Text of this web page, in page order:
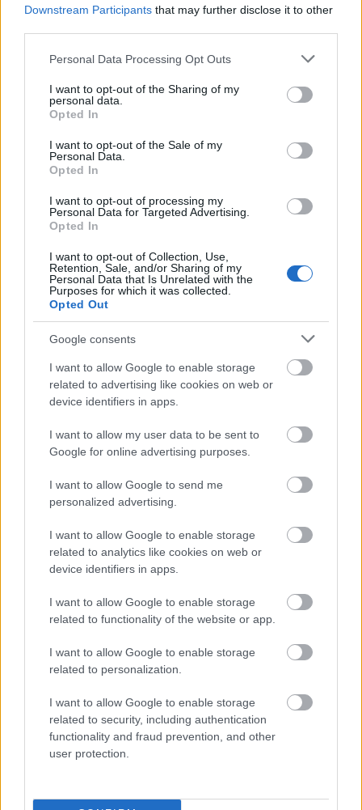
Downstream Participants that may further disclose it to other
Please note that this website/app uses one or more Google
not limited to your visit or usage behaviour. You may click to
grant or deny consent to Google and its third-party tags to
use your data for below specified purposes in below Google
consent section.
Personal Data Processing Opt Outs
I want to opt-out of the Sharing of my
personal data.
Opted In
I want to opt-out of the Sale of my
Personal Data.
Opted In
I want to opt-out of processing my
Personal Data for Targeted Advertising.
Opted In
I want to opt-out of Collection, Use,
Retention, Sale, and/or Sharing of my
Personal Data that Is Unrelated with the
Purposes for which it was collected.
Opted Out
Google consents
I want to allow Google to enable storage
related to advertising like cookies on web or
device identifiers in apps.
I want to allow my user data to be sent to
Google for online advertising purposes.
I want to allow Google to send me
personalized advertising.
I want to allow Google to enable storage
related to analytics like cookies on web or
device identifiers in apps.
I want to allow Google to enable storage
related to functionality of the website or app.
I want to allow Google to enable storage
related to personalization.
I want to allow Google to enable storage
related to security, including authentication
functionality and fraud prevention, and other
user protection.
Helyey László1948. május 21-én született
Budapesten. A színészi pálya megalapozásaként
1968-ban amatőr színészként játszott az Universitas
Együttesben.
szerzett diplomát, majd a kaposvári Csiky Gergely
Színházhoz szerződött, 1978-tól a Nemzeti, 1982-től
ismét Kaposváron szerepelt, később Pécsett és
Szolnokon játszott, 1992 és 1996 között a Budapesti
Kamaraszínház tagja volt.
Karakterszínészként komikus és komoly hangvételű
színművekben egyaránt játszott, szerepei között van
Pozzo (Beckett:Godot-ra várva), Cyrano de Bergerac
(Rostand:Cyrano), Lvov doktor (Csehov:
Már főiskolásként filmezni is kezdett: Köcsög Pistát
alakított aBástyasétány '74-ben. Az Akli Miklóscímű
Mikszáth-adaptációban Ferenc császár volt, majd
című
filmben. Szerepelt aHajnali háztetők(1986), a
Szamba(1995) és aHonfoglalás(1996) című
filmekben. A televízióban eljátszotta a
főszerepét is. 2012-ben a Gyulai Várszínház Havasi
István-díjban részesítette a színművészt.
Helyey Lászlómintegy félszáz filmben és csaknem
száz színdarabban játszott, emellett kedvelt
szinkronhang volt: az ő hangján szólal meg
rendszeresenGérard DepardieuésDonald
Sutherland, emellett maradandót alkotott
Freeman hangjaként a